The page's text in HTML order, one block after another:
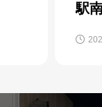
駅